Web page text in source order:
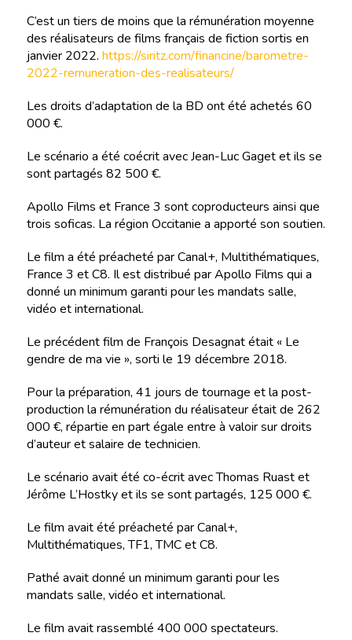
C’est un tiers de moins que la rémunération moyenne
des réalisateurs de films français de fiction sortis en
janvier 2022. https://siritz.com/financine/barometre-
2022-remuneration-des-realisateurs/
Les droits d’adaptation de la BD ont été achetés 60
000 €.
Le scénario a été coécrit avec Jean-Luc Gaget et ils se
sont partagés 82 500 €.
Apollo Films et France 3 sont coproducteurs ainsi que
trois soficas. La région Occitanie a apporté son soutien.
Le film a été préacheté par Canal+, Multithématiques,
France 3 et C8. Il est distribué par Apollo Films qui a
donné un minimum garanti pour les mandats salle,
vidéo et international.
Le précédent film de François Desagnat était « Le
gendre de ma vie », sorti le 19 décembre 2018.
Pour la préparation, 41 jours de tournage et la post-
production la rémunération du réalisateur était de 262
000 €, répartie en part égale entre à valoir sur droits
d’auteur et salaire de technicien.
Le scénario avait été co-écrit avec Thomas Ruast et
Jérôme L’Hostky et ils se sont partagés, 125 000 €.
Le film avait été préacheté par Canal+,
Multithématiques, TF1, TMC et C8.
Pathé avait donné un minimum garanti pour les
mandats salle, vidéo et international.
Le film avait rassemblé 400 000 spectateurs.